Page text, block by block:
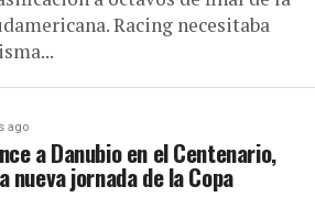
Racing necesitaba
ago
a Danubio en el Centenario,
nueva jornada de la Copa